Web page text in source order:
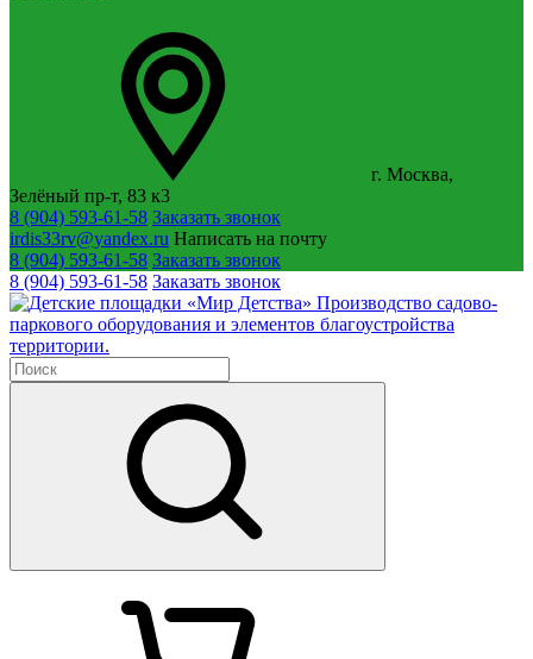
г. Москва,
Зелёный пр-т, 83 к3
8 (904) 593-61-58 Заказать звонок
irdis33rv@yandex.ru Написать на почту
8 (904) 593-61-58 Заказать звонок
8 (904) 593-61-58 Заказать звонок
Производство садово-
паркового оборудования и элементов благоустройства
территории.